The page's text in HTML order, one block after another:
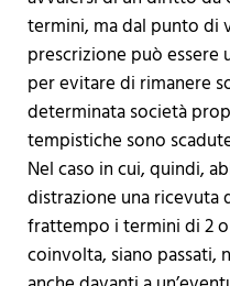
termini, ma dal punto di
prescrizione può essere
per evitare di rimanere
determinata società
tempistiche sono
Nel caso in cui, quindi,
distrazione una ricevuta
frattempo i termini di 2 o
coinvolta, siano passati,